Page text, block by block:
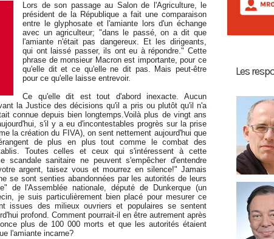
Lors de son passage au Salon de l'Agriculture, le
président de la République a fait une comparaison
entre le glyphosate et l'amiante lors d'un échange
avec un agriculteur; "dans le passé, on a dit que
l'amiante n'était pas dangereux. Et les dirigeants,
qui ont laissé passer, ils ont eu à répondre." Cette
phrase de monsieur Macron est importante, pour ce
qu'elle dit et ce qu'elle ne dit pas. Mais peut-être
pour ce qu'elle laisse entrevoir.
Ce qu'elle dit est tout d'abord inexacte. Aucun
la Justice des décisions qu'il a pris ou plutôt qu'il n'a
connue depuis bien longtemps.Voilà plus de vingt ans
s'il y a eu d'incontestables progrès sur la prise
la création du FIVA), on sent nettement aujourd'hui que
de plus en plus tout comme le combat des
Toutes celles et ceux qui s'intéressent à cette
scandale sanitaire ne peuvent s'empêcher d'entendre
argent, taisez vous et mourrez en silence!" Jamais
se sont senties abandonnées par les autorités de leurs
de l'Assemblée nationale, député de Dunkerque (un
je suis particulièrement bien placé pour mesurer ce
issues des milieux ouvriers et populaires se sentent
profond. Comment pourrait-il en être autrement après
plus de 100 000 morts et que les autorités étaient
l'amiante incarne?
Les